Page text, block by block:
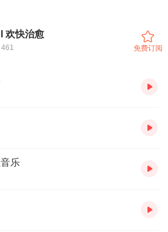
欢快治愈
461 免费订阅
乐